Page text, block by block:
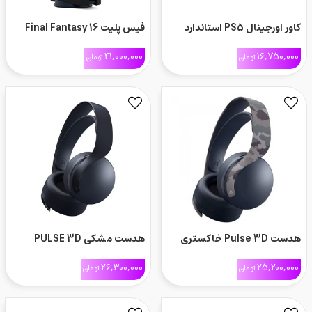
کاور اورجینال PS5 استاندارد
-قرمز
16,750,000تومان
فیس پلیت Final Fantasy 16
41,000,000تومان
هدست Pulse 3D خاکستری
ارتشی برای PS5
25,200,000تومان
هدست مشکی PULSE 3D
Wireless Headset برای PS5
26,300,000تومان